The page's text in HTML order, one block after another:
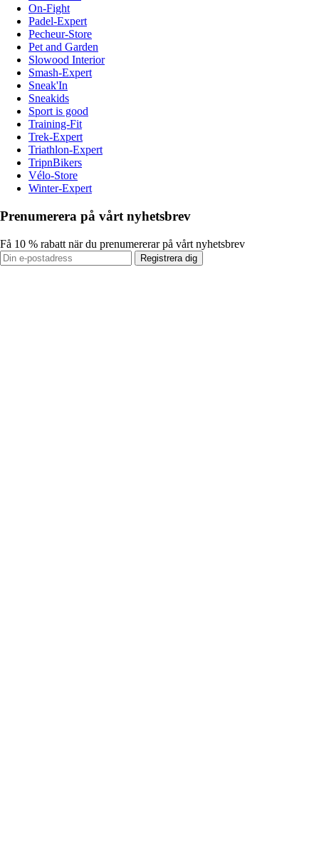
On-Fight
Padel-Expert
Pecheur-Store
Pet and Garden
Slowood Interior
Smash-Expert
Sneak'In
Sneakids
Sport is good
Training-Fit
Trek-Expert
Triathlon-Expert
TripnBikers
Vélo-Store
Winter-Expert
Prenumerera på vårt nyhetsbrev
Få 10 % rabatt när du prenumererar på vårt nyhetsbrev
Registrera dig